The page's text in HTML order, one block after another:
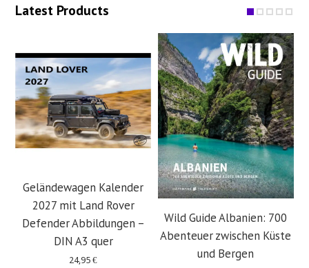
Latest Products
Geländewagen Kalender
2027 mit Land Rover
Defender Abbildungen –
DIN A3 quer
24,95€
Wild Guide Albanien: 700
Abenteuer zwischen Küste
und Bergen